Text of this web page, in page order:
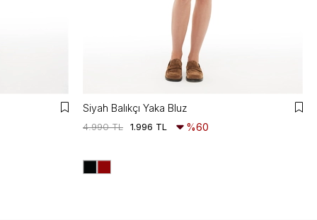
Siyah Balıkçı Yaka Bluz
1.996 TL
4.990 TL %60